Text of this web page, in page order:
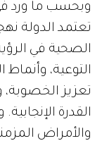
وبحسب ما ورد
تعتمد الدولة
الصحية في
التوعية، وأنماط
تعزيز الخصوبة،
القدرة
والأمراض